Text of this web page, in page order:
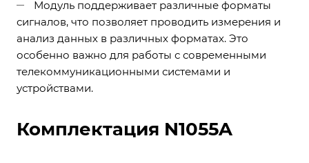
Модуль поддерживает различные форматы
сигналов, что позволяет проводить измерения и
анализ данных в различных форматах. Это
особенно важно для работы с современными
телекоммуникационными системами и
устройствами.
Комплектация N1055A